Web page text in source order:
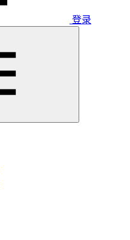
登录